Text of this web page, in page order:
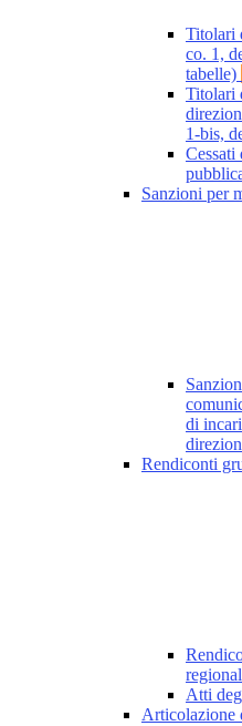
Titolari
co. 1,
tabelle)
Titolari
1-bis,
Cessati
Sanzioni per
di
Rendiconti
Atti
Articolazione